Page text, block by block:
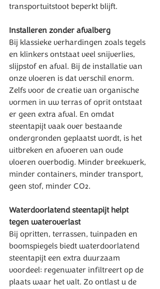
transportuitstoot beperkt blijft.
Installeren zonder afvalberg
Bij klassieke verhardingen zoals tegels
en klinkers ontstaat veel snijverlies,
slijpstof en afval. Bij de installatie van
onze vloeren is dat verschil enorm.
Zelfs voor de creatie van organische
vormen in uw terras of oprit ontstaat
er geen extra afval. En omdat
steentapijt vaak over bestaande
ondergronden geplaatst wordt, is het
uitbreken en afvoeren van oude
vloeren overbodig. Minder breekwerk,
minder containers, minder transport,
geen stof, minder CO₂.
Waterdoorlatend steentapijt helpt
tegen wateroverlast
Bij opritten, terrassen, tuinpaden en
boomspiegels biedt waterdoorlatend
steentapijt een extra duurzaam
voordeel: regenwater infiltreert op de
plaats waar het valt. Zo ontlast u de